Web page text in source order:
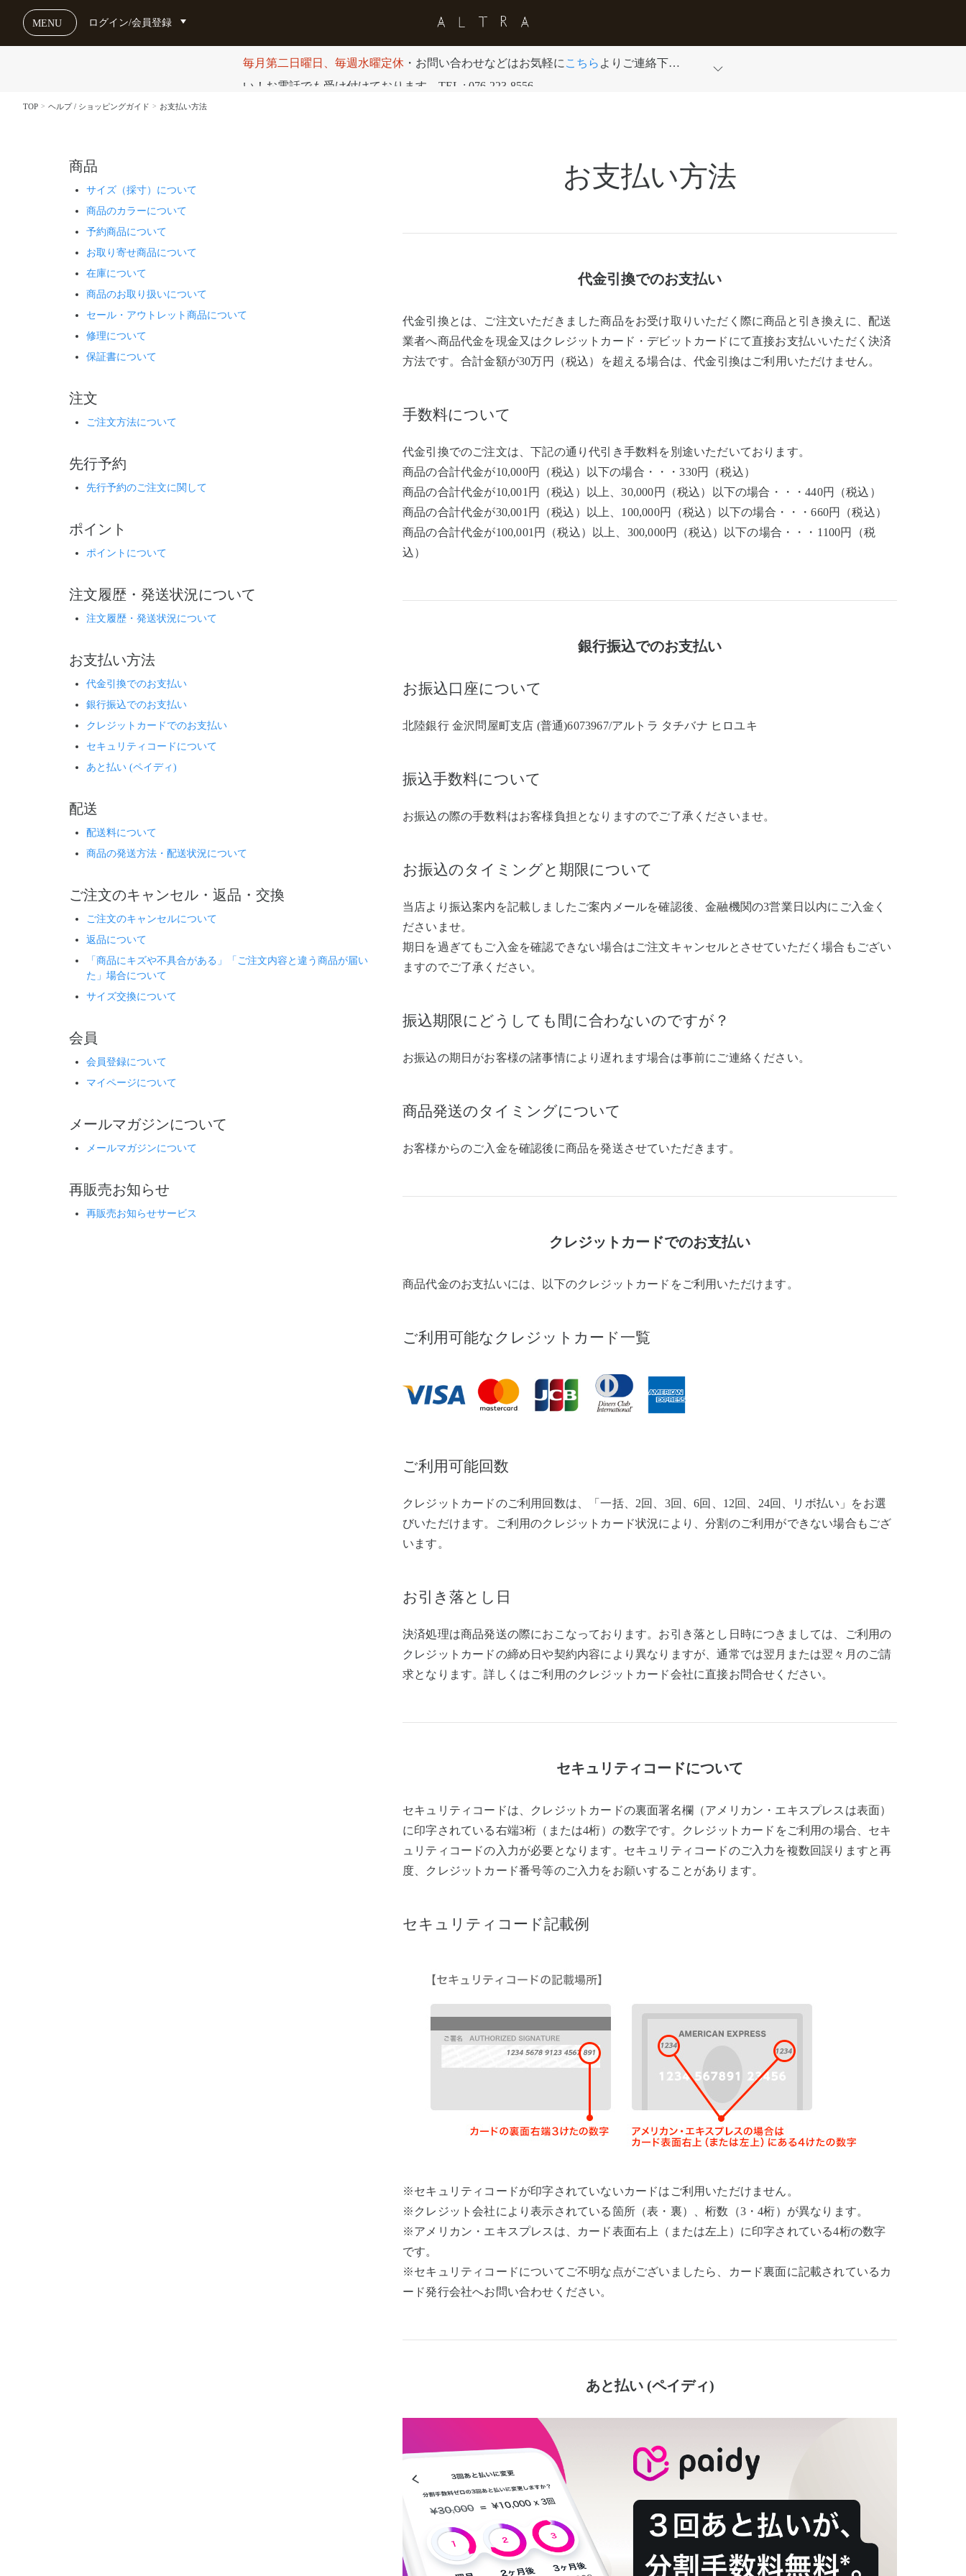
MENU ログイン/会員登録
毎月第二日曜日、毎週水曜定休 ・お問い合わせなどはお気軽に こちら よりご連絡下さ
い！お電話でも受け付けております。TEL : 076-223-8556
TOP ヘルプ / ショッピングガイド お支払い方法
商品
サイズ（採寸）について
商品のカラーについて
予約商品について
お取り寄せ商品について
在庫について
商品のお取り扱いについて
セール・アウトレット商品について
修理について
保証書について
注文
ご注文方法について
先行予約
先行予約のご注文に関して
ポイント
ポイントについて
注文履歴・発送状況について
注文履歴・発送状況について
お支払い方法
代金引換でのお支払い
銀行振込でのお支払い
クレジットカードでのお支払い
セキュリティコードについて
あと払い (ペイディ)
配送
配送料について
商品の発送方法・配送状況について
ご注文のキャンセル・返品・交換
ご注文のキャンセルについて
返品について
「商品にキズや不具合がある」「ご注文内容と違う商品が届い
た」場合について
サイズ交換について
会員
会員登録について
マイページについて
メールマガジンについて
メールマガジンについて
再販売お知らせ
再販売お知らせサービス
お支払い方法
代金引換でのお支払い
代金引換とは、ご注文いただきました商品をお受け取りいただく際に商品と引き換えに、配送
業者へ商品代金を現金又はクレジットカード・デビットカードにて直接お支払いいただく決済
方法です。合計金額が30万円（税込）を超える場合は、代金引換はご利用いただけません。
手数料について
代金引換でのご注文は、下記の通り代引き手数料を別途いただいております。
商品の合計代金が10,000円（税込）以下の場合・・・330円（税込）
商品の合計代金が10,001円（税込）以上、30,000円（税込）以下の場合・・・440円（税込）
商品の合計代金が30,001円（税込）以上、100,000円（税込）以下の場合・・・660円（税込）
商品の合計代金が100,001円（税込）以上、300,000円（税込）以下の場合・・・1100円（税
込）
銀行振込でのお支払い
お振込口座について
北陸銀行 金沢問屋町支店 (普通)6073967/アルトラ タチバナ ヒロユキ
振込手数料について
お振込の際の手数料はお客様負担となりますのでご了承くださいませ。
お振込のタイミングと期限について
当店より振込案内を記載しましたご案内メールを確認後、金融機関の3営業日以内にご入金く
ださいませ。
期日を過ぎてもご入金を確認できない場合はご注文キャンセルとさせていただく場合もござい
ますのでご了承ください。
振込期限にどうしても間に合わないのですが？
お振込の期日がお客様の諸事情により遅れます場合は事前にご連絡ください。
商品発送のタイミングについて
お客様からのご入金を確認後に商品を発送させていただきます。
クレジットカードでのお支払い
商品代金のお支払いには、以下のクレジットカードをご利用いただけます。
ご利用可能なクレジットカード一覧
ご利用可能回数
クレジットカードのご利用回数は、「一括、2回、3回、6回、12回、24回、リボ払い」をお選
びいただけます。ご利用のクレジットカード状況により、分割のご利用ができない場合もござ
います。
お引き落とし日
決済処理は商品発送の際におこなっております。お引き落とし日時につきましては、ご利用の
クレジットカードの締め日や契約内容により異なりますが、通常では翌月または翌々月のご請
求となります。詳しくはご利用のクレジットカード会社に直接お問合せください。
セキュリティコードについて
セキュリティコードは、クレジットカードの裏面署名欄（アメリカン・エキスプレスは表面）
に印字されている右端3桁（または4桁）の数字です。クレジットカードをご利用の場合、セキ
ュリティコードの入力が必要となります。セキュリティコードのご入力を複数回誤りますと再
度、クレジットカード番号等のご入力をお願いすることがあります。
セキュリティコード記載例
※セキュリティコードが印字されていないカードはご利用いただけません。
※クレジット会社により表示されている箇所（表・裏）、桁数（3・4桁）が異なります。
※アメリカン・エキスプレスは、カード表面右上（または左上）に印字されている4桁の数字
です。
※セキュリティコードについてご不明な点がございましたら、カード裏面に記載されているカ
ード発行会社へお問い合わせください。
あと払い (ペイディ)